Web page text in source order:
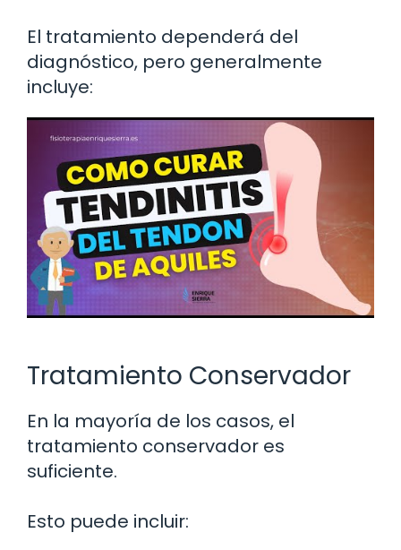
El tratamiento dependerá del
diagnóstico, pero generalmente
incluye:
Tratamiento Conservador
En la mayoría de los casos, el
tratamiento conservador es
suficiente.
Esto puede incluir: